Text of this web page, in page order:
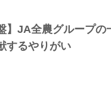
】JA全農グループの
するやりがい